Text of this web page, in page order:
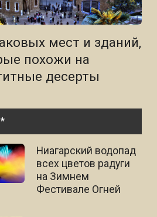
мест и зданий,
похожи на
десерты
Ниагарский водопад
всех цветов радуги
на Зимнем
Фестивале Огней